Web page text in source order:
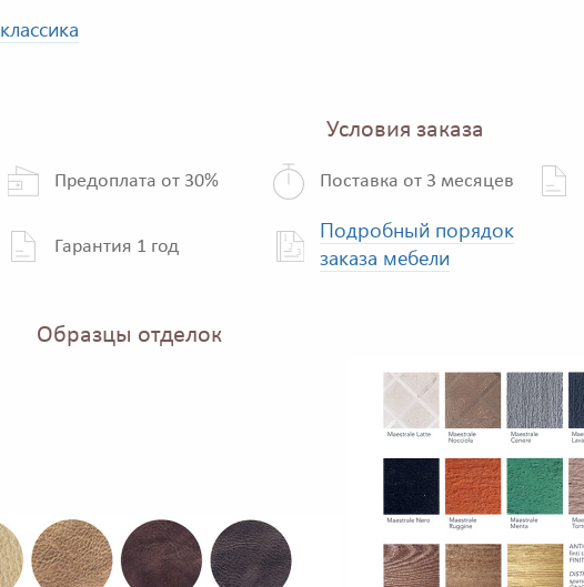
классика
Условия заказа
Предоплата от 30% Поставка от 3 месяцев
Гарантия 1 год
Подробный порядок
заказа мебели
Образцы отделок